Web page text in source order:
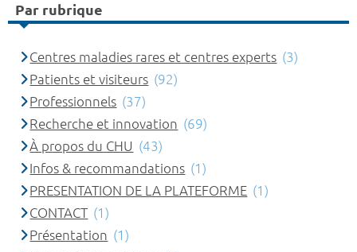
Par rubrique
Centres maladies rares et centres experts (3)
Patients et visiteurs (92)
Professionnels (37)
Recherche et innovation (69)
À propos du CHU (43)
Infos & recommandations (1)
PRESENTATION DE LA PLATEFORME (1)
CONTACT (1)
Présentation (1)